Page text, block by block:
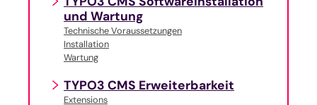
und Wartung
Technische Voraussetzungen
Installation
Wartung
TYPO3 CMS Erweiterbarkeit
Extensions